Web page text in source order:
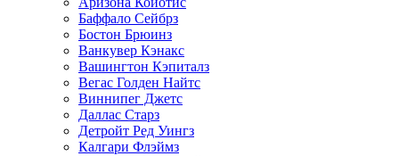
Баффало Сейбрз
Бостон Брюинз
Ванкувер Кэнакс
Вашингтон Кэпиталз
Вегас Голден Найтс
Виннипег Джетс
Даллас Старз
Детройт Ред Уингз
Калгари Флэймз